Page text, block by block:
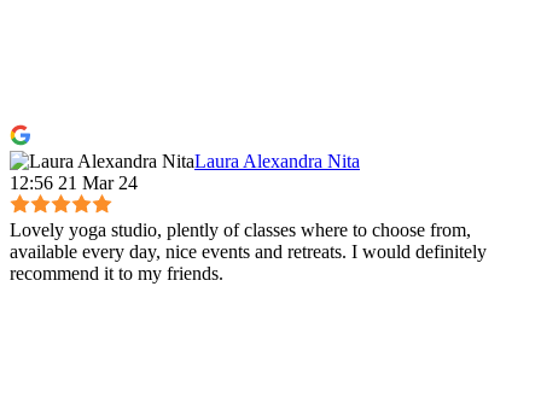
Laura Alexandra Nita
12:56 21 Mar 24
Lovely yoga studio, plently of classes where to choose from,
available every day, nice events and retreats. I would definitely
recommend it to my friends.